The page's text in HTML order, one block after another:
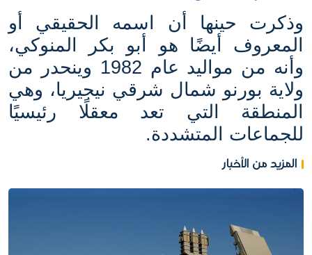
وذكرت حينها أن اسمه الحقيقي أو
المعروف أيضًا هو أبو بكر المنوكي،
وأنه من مواليد عام 1982 وينحدر من
ولاية بورنو شمال شرقي نيجيريا، وهي
المنطقة التي تعد معقلًا رئيسيًا
للجماعات المتشددة.
المزيد من الأخبار